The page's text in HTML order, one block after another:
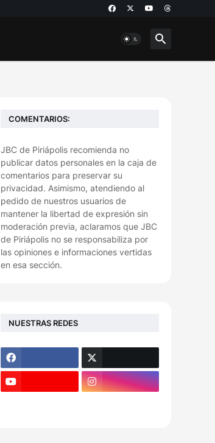
COMENTARIOS:
JBC de Piriápolis recomienda no
publicar datos personales en la caja de
comentarios para preservar su
privacidad. Asimismo, atendiendo al
pedido de nuestros usuarios de
mantener la libertad de expresión sin
moderación previa, aclaramos que JBC
de Piriápolis no se responsabiliza por
las opiniones e informaciones vertidas
en esa sección.
NUESTRAS REDES